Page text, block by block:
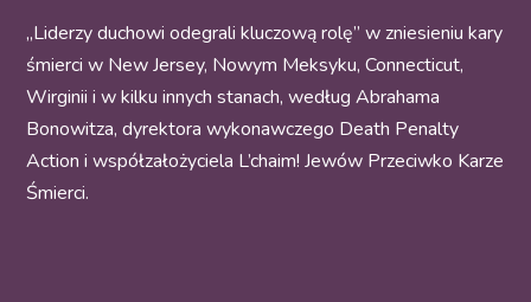
„Liderzy duchowi odegrali kluczową rolę” w zniesieniu kary
śmierci w New Jersey, Nowym Meksyku, Connecticut,
Wirginii i w kilku innych stanach, według Abrahama
Bonowitza, dyrektora wykonawczego Death Penalty
Action i współzałożyciela L’chaim! Jewów Przeciwko Karze
Śmierci.